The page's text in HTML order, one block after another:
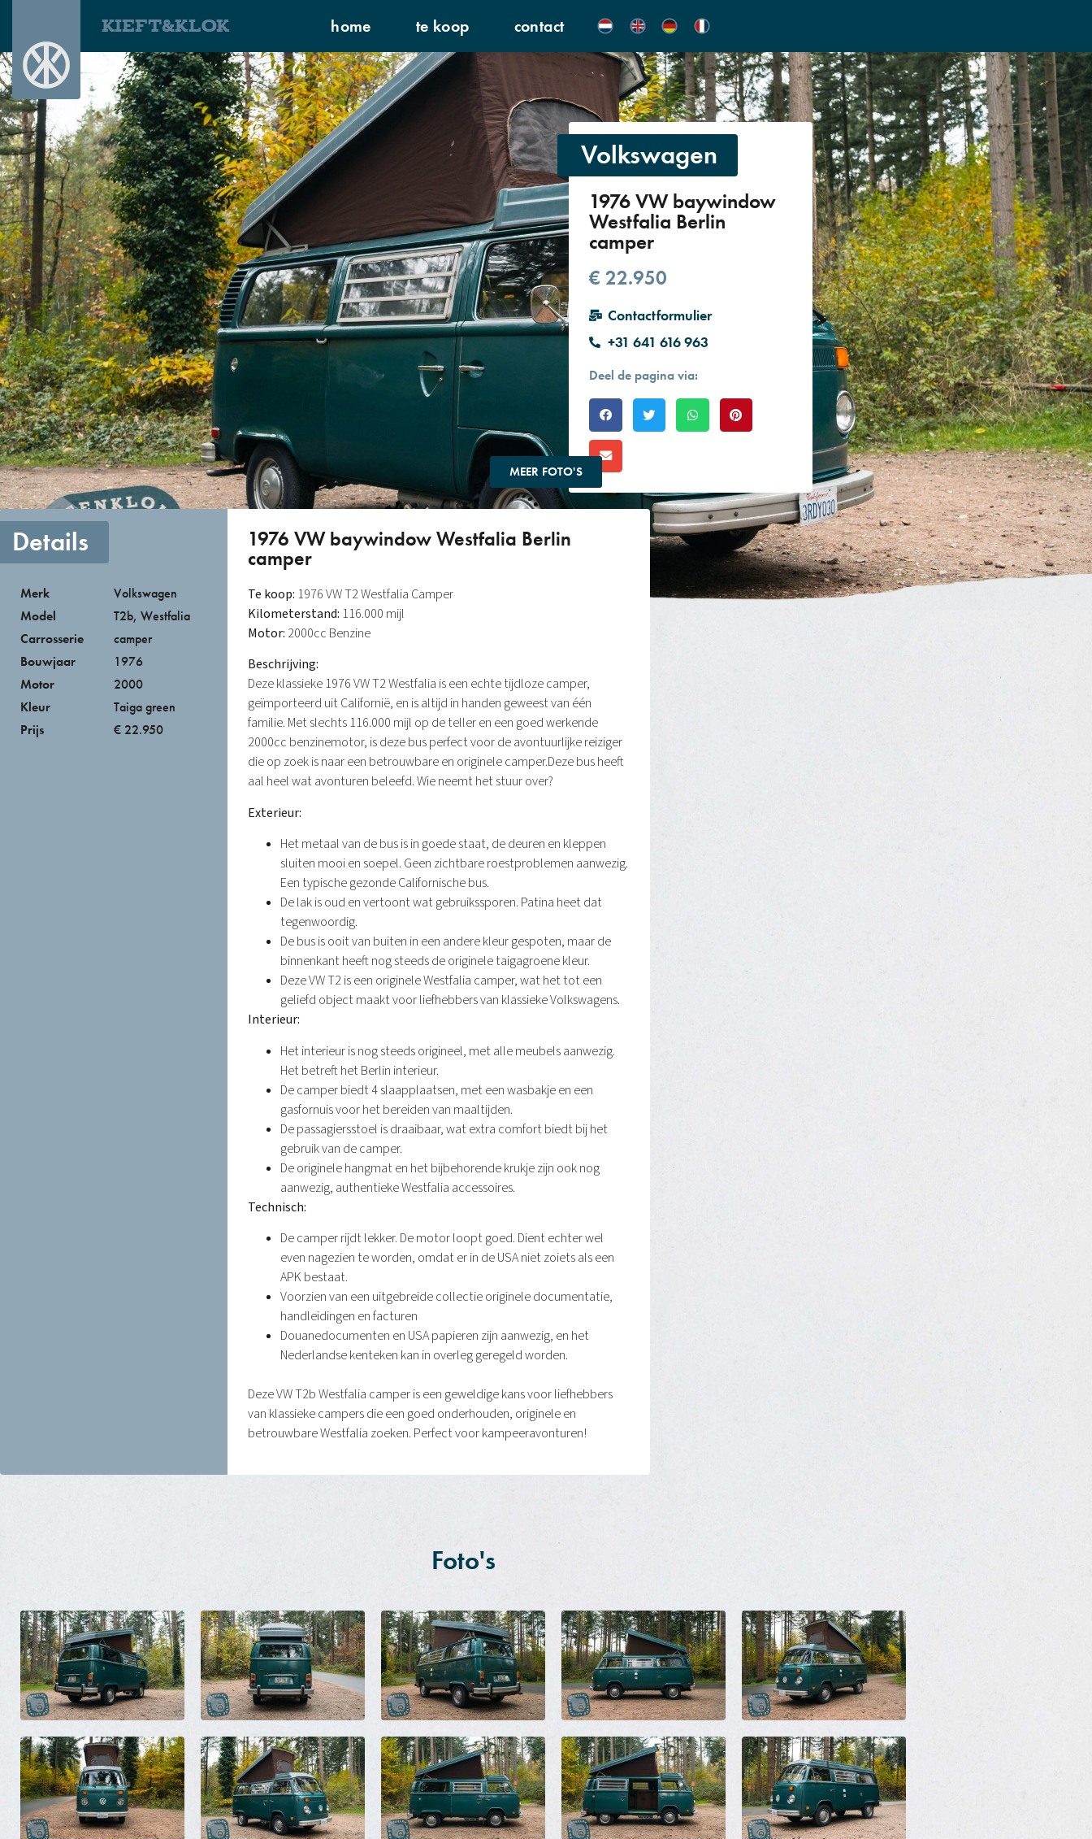
KIEFT&KLOK home te koop contact
Volkswagen
1976 VW baywindow
Westfalia Berlin
camper
€ 22.950
Contactformulier
+31 641 616 963
Deel de pagina via:
MEER FOTO'S
Details
Merk
Volkswagen
Model
T2b, Westfalia
Carrosserie
camper
Bouwjaar
1976
Motor
2000
Kleur
Taiga green
Prijs
€ 22.950
1976 VW baywindow Westfalia Berlin
camper
Te koop: 1976 VW T2 Westfalia Camper
Kilometerstand: 116.000 mijl
Motor: 2000cc Benzine
Beschrijving:
Deze klassieke 1976 VW T2 Westfalia is een echte tijdloze camper,
geïmporteerd uit Californië, en is altijd in handen geweest van één
familie. Met slechts 116.000 mijl op de teller en een goed werkende
2000cc benzinemotor, is deze bus perfect voor de avontuurlijke reiziger
die op zoek is naar een betrouwbare en originele camper.Deze bus heeft
aal heel wat avonturen beleefd. Wie neemt het stuur over?
Exterieur:
Het metaal van de bus is in goede staat, de deuren en kleppen
sluiten mooi en soepel. Geen zichtbare roestproblemen aanwezig.
Een typische gezonde Californische bus.
De lak is oud en vertoont wat gebruikssporen. Patina heet dat
tegenwoordig.
De bus is ooit van buiten in een andere kleur gespoten, maar de
binnenkant heeft nog steeds de originele taigagroene kleur.
Deze VW T2 is een originele Westfalia camper, wat het tot een
geliefd object maakt voor liefhebbers van klassieke Volkswagens.
Interieur:
Het interieur is nog steeds origineel, met alle meubels aanwezig.
Het betreft het Berlin interieur.
De camper biedt 4 slaapplaatsen, met een wasbakje en een
gasfornuis voor het bereiden van maaltijden.
De passagiersstoel is draaibaar, wat extra comfort biedt bij het
gebruik van de camper.
De originele hangmat en het bijbehorende krukje zijn ook nog
aanwezig, authentieke Westfalia accessoires.
Technisch:
De camper rijdt lekker. De motor loopt goed. Dient echter wel
even nagezien te worden, omdat er in de USA niet zoiets als een
APK bestaat.
Voorzien van een uitgebreide collectie originele documentatie,
handleidingen en facturen
Douanedocumenten en USA papieren zijn aanwezig, en het
Nederlandse kenteken kan in overleg geregeld worden.
Deze VW T2b Westfalia camper is een geweldige kans voor liefhebbers
van klassieke campers die een goed onderhouden, originele en
betrouwbare Westfalia zoeken. Perfect voor kampeeravonturen!
Foto's